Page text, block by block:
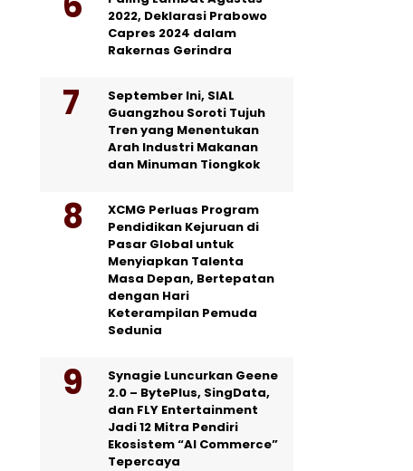
2022, Deklarasi Prabowo
Capres 2024 dalam
Rakernas Gerindra
September Ini, SIAL
Guangzhou Soroti Tujuh
Tren yang Menentukan
Arah Industri Makanan
dan Minuman Tiongkok
XCMG Perluas Program
Pendidikan Kejuruan di
Pasar Global untuk
Menyiapkan Talenta
Masa Depan, Bertepatan
dengan Hari
Keterampilan Pemuda
Sedunia
Synagie Luncurkan Geene
2.0 – BytePlus, SingData,
dan FLY Entertainment
Jadi 12 Mitra Pendiri
Ekosistem “AI Commerce”
Tepercaya